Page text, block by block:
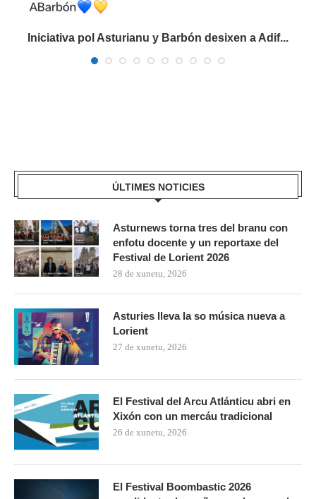
Iniciativa pol Asturianu y Barbón desixen a Adif...
ÚLTIMES NOTICIES
Asturnews torna tres del branu con
enfotu docente y un reportaxe del
Festival de Lorient 2026
28 de xunetu, 2026
Asturies lleva la so música nueva a
Lorient
27 de xunetu, 2026
El Festival del Arcu Atlánticu abri en
Xixón con un mercáu tradicional
26 de xunetu, 2026
El Festival Boombastic 2026